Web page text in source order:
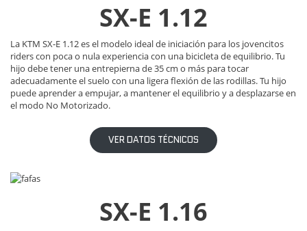
SX-E 1.12
La KTM SX-E 1.12 es el modelo ideal de iniciación para los jovencitos
riders con poca o nula experiencia con una bicicleta de equilibrio. Tu
hijo debe tener una entrepierna de 35 cm o más para tocar
adecuadamente el suelo con una ligera flexión de las rodillas. Tu hijo
puede aprender a empujar, a mantener el equilibrio y a desplazarse en
el modo No Motorizado.
VER DATOS TÉCNICOS
SX-E 1.16